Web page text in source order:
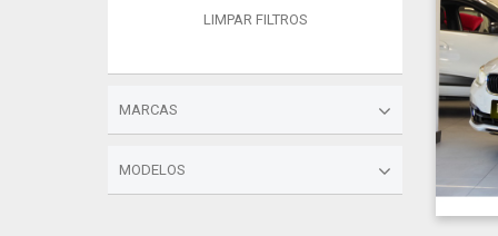
LIMPAR FILTROS
MARCAS
MODELOS